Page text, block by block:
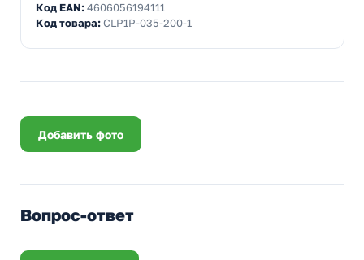
Код EAN:4606056194111
Код товара:CLP1P-035-200-1
Добавить фото
Вопрос-ответ